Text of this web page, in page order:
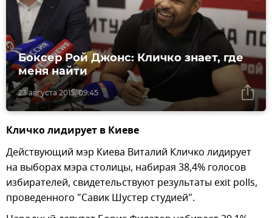
23 августа 2015, 09:45
Боксер Рой Джонс: Кличко знает, где
меня найти
Кличко лидирует в Киеве
Действующий мэр Киева Виталий Кличко лидирует
на выборах мэра столицы, набирая 38,4% голосов
избирателей, свидетельствуют результаты exit polls,
проведенного "Савик Шустер студией".